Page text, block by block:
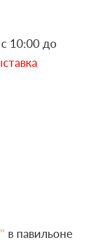
10:00 до
в павильоне